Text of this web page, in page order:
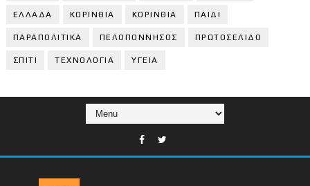
ΕΛΛΑΔΑ ΚΟΡΙΝΘΙΑ ΚΟΡΙΝΘΙA ΠΑΙΔΙ
ΠΑΡΑΠΟΛΙΤΙΚΑ ΠΕΛΟΠΟΝΝΗΣΟΣ ΠΡΩΤΟΣΕΛΙΔΟ
ΣΠΙΤΙ ΤΕΧΝΟΛΟΓΙΑ ΥΓΕΙΑ